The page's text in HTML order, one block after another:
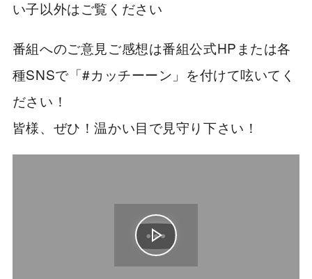
い子以外はご覧ください
番組へのご意見ご感想は番組公式HPまたは各
種SNSで「#カッチーーン」を付けて呟いてく
ださい！
皆様、ぜひ！温かい目で見守り下さい！